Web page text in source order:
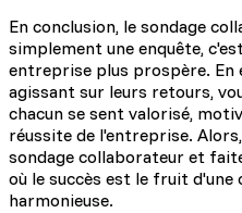
En conclusion, le sondage
simplement une enquête,
entreprise plus prospère. En
agissant sur leurs retours,
chacun se sent valorisé,
réussite de l'entreprise.
sondage collaborateur et
où le succès est le fruit
harmonieuse.